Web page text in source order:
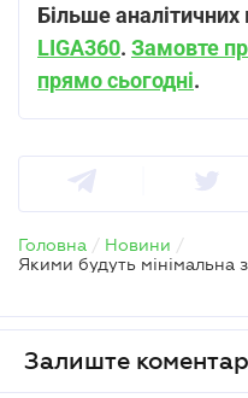
Більше
LIGA360. Замовте
прямо сьогодні.
Головна / Новини /
Залиште коментар